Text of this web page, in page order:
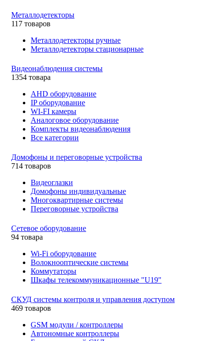
Металлодетекторы
117 товаров
Металлодетекторы ручные
Металлодетекторы стационарные
Видеонаблюдения cистемы
1354 товара
AHD оборудование
IP оборудование
WI-FI камеры
Аналоговое оборудование
Комплекты видеонаблюдения
Все категории
Домофоны и переговорные устройства
714 товаров
Видеоглазки
Домофоны индивидуальные
Многоквартирные системы
Переговорные устройства
Сетевое оборудование
94 товара
Wi-Fi оборудование
Волокнооптические системы
Коммутаторы
Шкафы телекоммуникационные "U19"
СКУД системы контроля и управления доступом
469 товаров
GSM модули / контроллеры
Автономные контроллеры